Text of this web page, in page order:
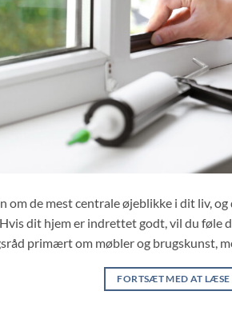
om de mest centrale øjeblikke i dit liv,
dit hjem er indrettet godt, vil du føle
primært om møbler og brugskunst,
FORTSÆT MED AT LÆSE